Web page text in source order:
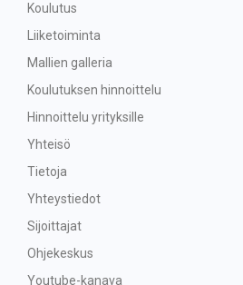
Koulutus
Liiketoiminta
Mallien galleria
Koulutuksen hinnoittelu
Hinnoittelu yrityksille
Yhteisö
Tietoja
Yhteystiedot
Sijoittajat
Ohjekeskus
Youtube-kanava